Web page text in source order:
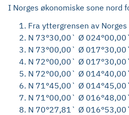
I Norges økonomiske sone
Fra yttergrensen av
N 73°30,00` Ø 024°00,00`
N 73°00,00` Ø 017°30,00`
N 72°00,00` Ø 017°30,00`
N 72°00,00` Ø 014°40,00`
N 71°45,00` Ø 014°45,00`
N 71°00,00` Ø 016°48,00`
N 70°27,81` Ø 016°53,00`